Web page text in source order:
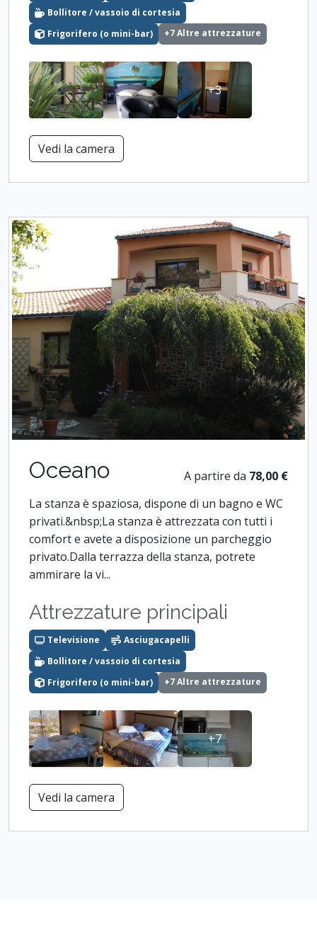
Bollitore / vassoio di cortesia
Frigorifero (o mini-bar)
+7 Altre attrezzature
+3
Vedi la camera
Oceano A partire da 78,00 €
La stanza è spaziosa, dispone di un bagno e WC
privati.&nbsp;La stanza è attrezzata con tutti i
comfort e avete a disposizione un parcheggio
privato.Dalla terrazza della stanza, potrete
ammirare la vi...
Attrezzature principali
Televisione
Asciugacapelli
Bollitore / vassoio di cortesia
Frigorifero (o mini-bar)
+7 Altre attrezzature
+7
Vedi la camera